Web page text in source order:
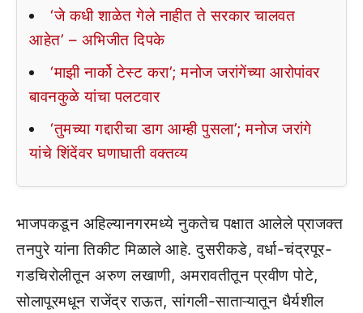
‘जे कधी शाळेत गेले नाहीत ते सरकार चालवत
आहेत’ – अभिजीत दिपके
‘माझी नार्को टेस्ट करा’; मनोज जरांगेंच्या आरोपांवर
बावनकुळे यांचा पलटवार
‘तुमच्या गद्दारीचा डाग आम्ही पुसला’; मनोज जरांगे
यांचे शिंदेंवर घणाघाती वक्तव्य
भाजपकडून अहिल्यानगरमध्ये नुकतेच पक्षात आलेले प्राजक्त
तनपुरे यांना तिकीट मिळाले आहे. दुसरीकडे, वर्धा-चंद्रपूर-
गडचिरोलीतून अरुण लखाणी, अमरावतीतून प्रवीण पोटे,
सोलापूरमधून राजेंद्र राऊत, सांगली-साताऱ्यातून धैर्यशील